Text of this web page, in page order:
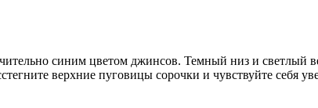
синим цветом джинсов. Темный низ и светлый
верхние пуговицы сорочки и чувствуйте себя